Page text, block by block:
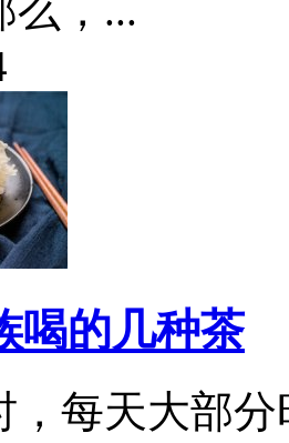
么，...
喝的几种茶
，每天大部